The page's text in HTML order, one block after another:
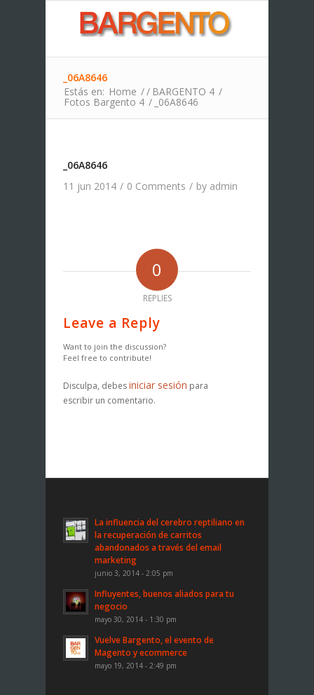
_06A8646
Estás en: Home // BARGENTO 4 /
Fotos Bargento 4 / _06A8646
_06A8646
11 jun 2014 / 0 Comments / by admin
0
REPLIES
Leave a Reply
Want to join the discussion?
Feel free to contribute!
Disculpa, debesiniciar sesión para
escribir un comentario.
La influencia del cerebro reptiliano en
la recuperación de carritos
abandonados a través del email
marketing
junio 3, 2014 - 2:05 pm
Influyentes, buenos aliados para tu
negocio
mayo 30, 2014 - 1:30 pm
Vuelve Bargento, el evento de
Magento y ecommerce
mayo 19, 2014 - 2:49 pm